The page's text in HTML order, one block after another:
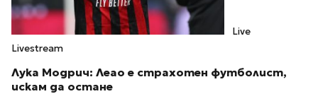
Live
Livestream
Лука Модрич: Леао е страхотен футболист,
искам да остане